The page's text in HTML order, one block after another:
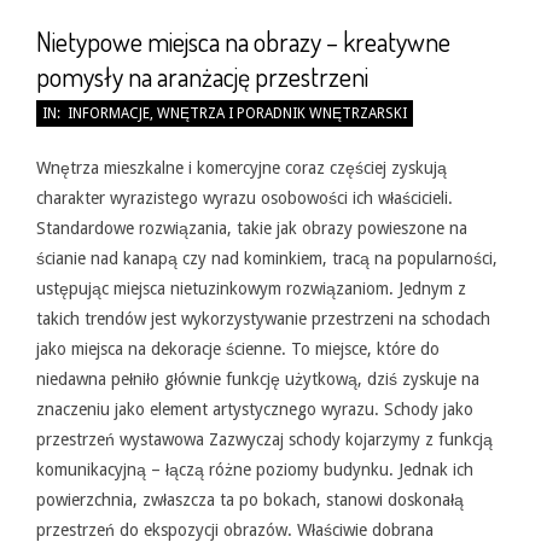
Nietypowe miejsca na obrazy – kreatywne
pomysły na aranżację przestrzeni
2026-
31
IN: INFORMACJE WNĘTRZA I PORADNIK WNĘTRZARSKI
Wnętrza mieszkalne i komercyjne coraz częściej zyskują
charakter wyrazistego wyrazu osobowości ich właścicieli.
Standardowe rozwiązania, takie jak obrazy powieszone na
ścianie nad kanapą czy nad kominkiem, tracą na popularności,
ustępując miejsca nietuzinkowym rozwiązaniom. Jednym z
takich trendów jest wykorzystywanie przestrzeni na schodach
jako miejsca na dekoracje ścienne. To miejsce, które do
niedawna pełniło głównie funkcję użytkową, dziś zyskuje na
znaczeniu jako element artystycznego wyrazu. Schody jako
przestrzeń wystawowa Zazwyczaj schody kojarzymy z funkcją
komunikacyjną – łączą różne poziomy budynku. Jednak ich
powierzchnia, zwłaszcza ta po bokach, stanowi doskonałą
przestrzeń do ekspozycji obrazów. Właściwie dobrana